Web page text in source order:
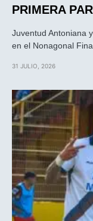
PRIMERA
Juventud Antoniana
en el Nonagonal
31 JULIO, 2026